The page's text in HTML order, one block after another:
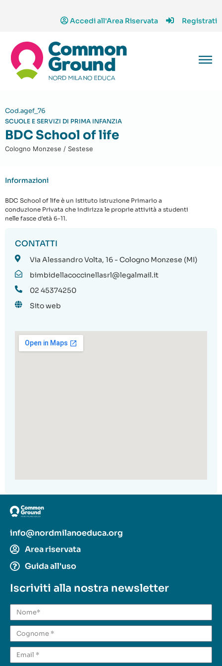
Accedi all'Area Riservata Registrati
Cod.agef_76
SCUOLE E SERVIZI DI PRIMA INFANZIA
BDC School of life
Cologno Monzese / Sestese
Informazioni
BDC School of life è un Istituto Istruzione Primario a
conduzione Privata che indirizza le proprie attività a studenti
nelle fasce d'età 6-11.
CONTATTI
Via Alessandro Volta, 16 - Cologno Monzese (MI)
bimbidellacoccinellasrl@legalmail.it
02 45374250
Sito web
info@nordmilanoeduca.org
Area riservata
Guida all'uso
Iscriviti alla nostra newsletter